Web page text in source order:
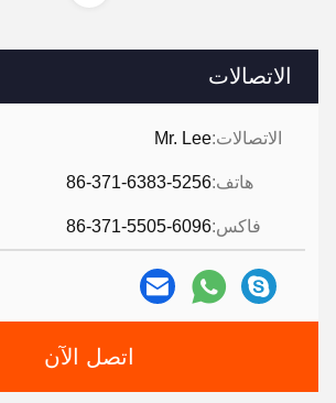
الاتصالات
الاتصالات:Mr. Lee
هاتف:86-371-6383-5256
فاكس:86-371-5505-6096
اتصل الآن